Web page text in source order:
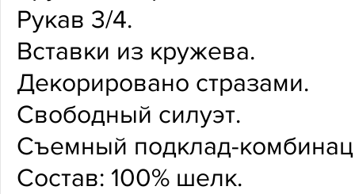
Рукав 3/4.
Вставки из кружева.
Декорировано стразами.
Свободный силуэт.
Съемный подклад-
Состав: 100% шелк.